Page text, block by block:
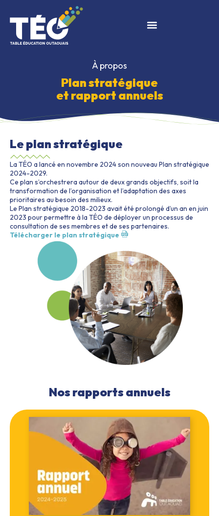
À propos
Plan stratégique
et rapport annuels
Le plan stratégique
La TÉO a lancé en novembre 2024 son nouveau Plan stratégique
2024-2029.
Ce plan s’orchestrera autour de deux grands objectifs, soit la
transformation de l’organisation et l’adaptation des axes
prioritaires au besoin des milieux.
Le Plan stratégique 2018-2023 avait été prolongé d’un an en juin
2023 pour permettre à la TÉO de déployer un processus de
consultation de ses membres et de ses partenaires.
Télécharger le plan stratégique
Nos rapports annuels